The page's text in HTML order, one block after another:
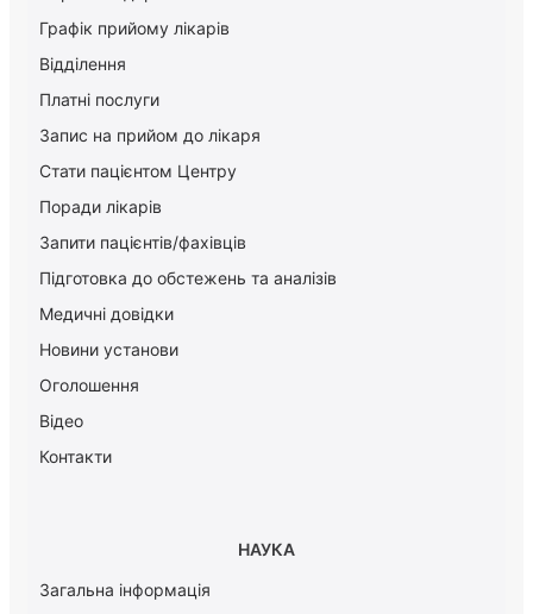
Графік прийому лікарів
Відділення
Платні послуги
Запис на прийом до лікаря
Стати пацієнтом Центру
Поради лікарів
Запити пацієнтів/фахівців
Підготовка до обстежень та аналізів
Медичні довідки
Новини установи
Оголошення
Відео
Контакти
НАУКА
Загальна інформація